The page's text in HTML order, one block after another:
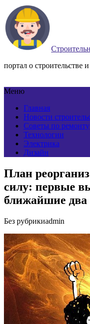
портал о строительстве
Меню
Главная
Новости
Советы по ремонту
Технологии
Электрика
Дизайн
План
силу: первые
ближайшие два
Без рубрикиadmin